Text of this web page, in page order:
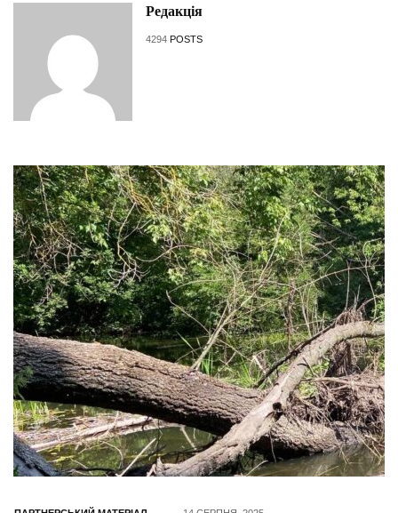
Редакція
4294 POSTS